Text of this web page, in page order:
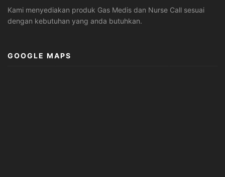
Kami menyediakan produk Gas Medis dan Nurse Call sesuai
dengan kebutuhan yang anda butuhkan.
GOOGLE MAPS